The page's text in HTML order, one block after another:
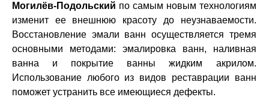
Могилёв-Подольский по самым новым технологиям
изменит ее внешнюю красоту до неузнаваемости.
Восстановление эмали ванн осуществляется тремя
основными методами: эмалировка ванн, наливная
ванна и покрытие ванны жидким акрилом.
Использование любого из видов реставрации ванн
поможет устранить все имеющиеся дефекты.